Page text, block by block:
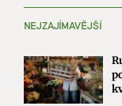
NEJZAJÍMAVĚJŠÍ